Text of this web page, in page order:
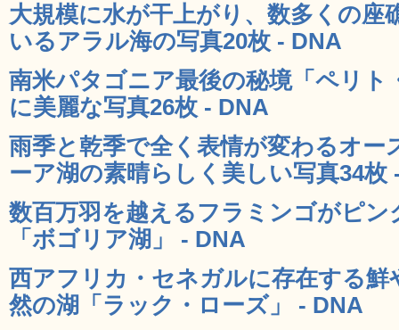
大規模に水が干上がり、数多くの座
いるアラル海の写真20枚 - DNA
南米パタゴニア最後の秘境「ペリト
に美麗な写真26枚 - DNA
雨季と乾季で全く表情が変わるオー
ーア湖の素晴らしく美しい写真34枚
数百万羽を越えるフラミンゴがピ
「ボゴリア湖」 - DNA
西アフリカ・セネガルに存在する
然の湖「ラック・ローズ」 - DNA